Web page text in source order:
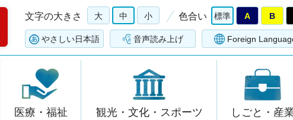
文字の大きさ 大 中 小 色合い 標準 A B
やさしい日本語 音声読み上げ Foreign
医療・福祉 観光・文化・スポーツ しごと・産